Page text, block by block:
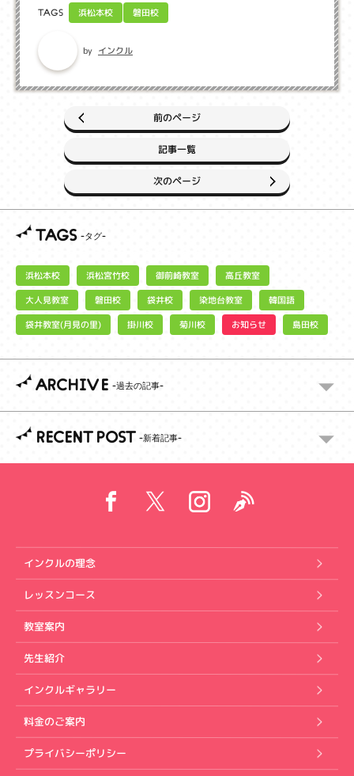
TAGS 浜松本校 磐田校
by インクル
前のページ
記事一覧
次のページ
TAGS
浜松本校 浜松宮竹校 御前崎教室 高丘教室
大人見教室 磐田校 袋井校 染地台教室 韓国語
袋井教室(月見の里) 掛川校 菊川校 お知らせ 島田校
ARCHIVE
RECENT POST
インクルの理念
レッスンコース
教室案内
先生紹介
インクルギャラリー
料金のご案内
プライバシーポリシー